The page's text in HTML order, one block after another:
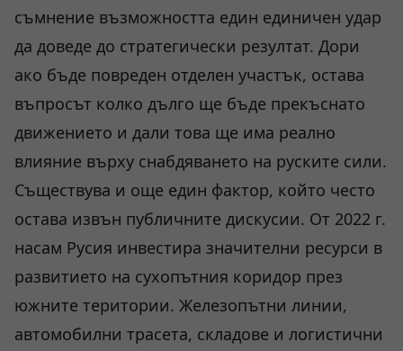
съмнение възможността един единичен удар
да доведе до стратегически резултат. Дори
ако бъде повреден отделен участък, остава
въпросът колко дълго ще бъде прекъснато
движението и дали това ще има реално
влияние върху снабдяването на руските сили.
Съществува и още един фактор, който често
остава извън публичните дискусии. От 2022 г.
насам Русия инвестира значителни ресурси в
развитието на сухопътния коридор през
южните територии. Железопътни линии,
автомобилни трасета, складове и логистични